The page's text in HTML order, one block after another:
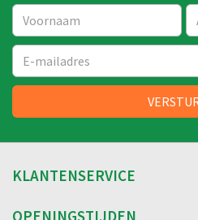
KLANTENSERVICE
OPENINGSTIJDEN